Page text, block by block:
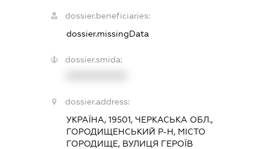
dossier.beneficiaries:
dossier.missingData
dossier.smida:
dossier.address:
УКРАЇНА, 19501, ЧЕРКАСЬКА ОБЛ.,
ГОРОДИЩЕНСЬКИЙ Р-Н, МІСТО
ГОРОДИЩЕ, ВУЛИЦЯ ГЕРОЇВ